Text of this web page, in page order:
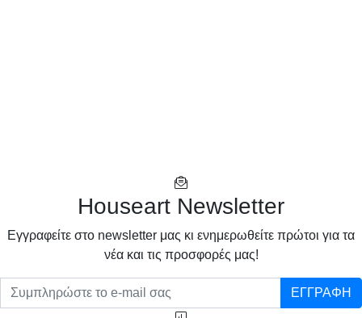
Houseart Newsletter
Eγγραφείτε στο newsletter μας κι ενημερωθείτε πρώτοι για τα
νέα και τις προσφορές μας!
ΕΓΓΡΑΦΗ